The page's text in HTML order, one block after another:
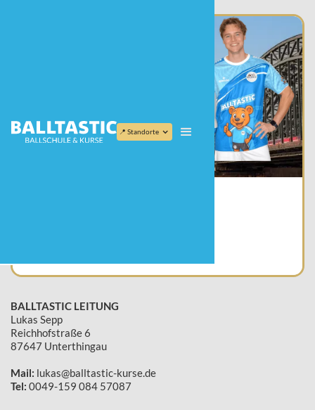
📍 Standorte
BALLTASTIC LEITUNG
Lukas Sepp
Reichhofstraße 6
87647 Unterthingau
Mail: lukas@balltastic-kurse.de
Tel: 0049-159 084 57087